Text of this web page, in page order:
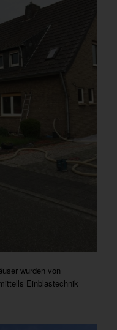
wurden von
Einblastechnik